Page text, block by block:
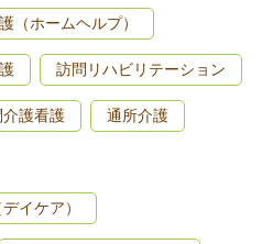
（ホームヘルプ）
訪問リハビリテーション
護看護 通所介護
イケア）